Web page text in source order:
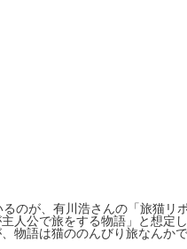
のが、有川浩さんの「旅猫リポ
人公で旅をする物語」と想定
物語は猫ののんびり旅なんか